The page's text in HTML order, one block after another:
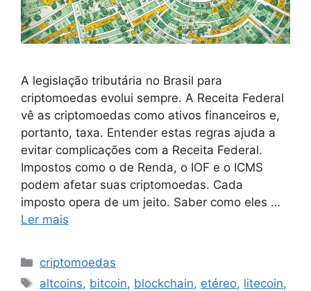
A legislação tributária no Brasil para
criptomoedas evolui sempre. A Receita Federal
vê as criptomoedas como ativos financeiros e,
portanto, taxa. Entender estas regras ajuda a
evitar complicações com a Receita Federal.
Impostos como o de Renda, o IOF e o ICMS
podem afetar suas criptomoedas. Cada
imposto opera de um jeito. Saber como eles …
Ler mais
Categorias
criptomoedas
Tags
altcoins, bitcoin, blockchain, etéreo, litecoin,